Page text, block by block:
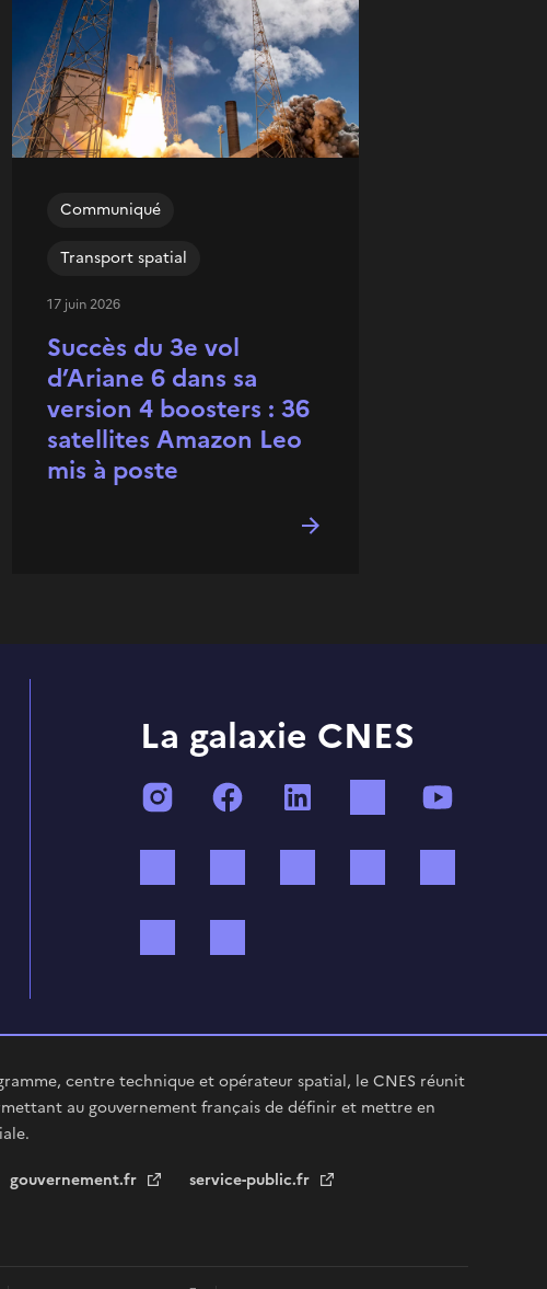
Succès du 3e vol
d’Ariane 6 dans sa
version 4 boosters : 36
satellites Amazon Leo
mis à poste
Communiqué
Transport spatial
17 juin 2026
La galaxie CNES
InstagramFacebook TikTok
centre technique et opérateur spatial, le CNES réunit
au gouvernement français de définir et mettre en
gouvernement.fr
service-public.fr